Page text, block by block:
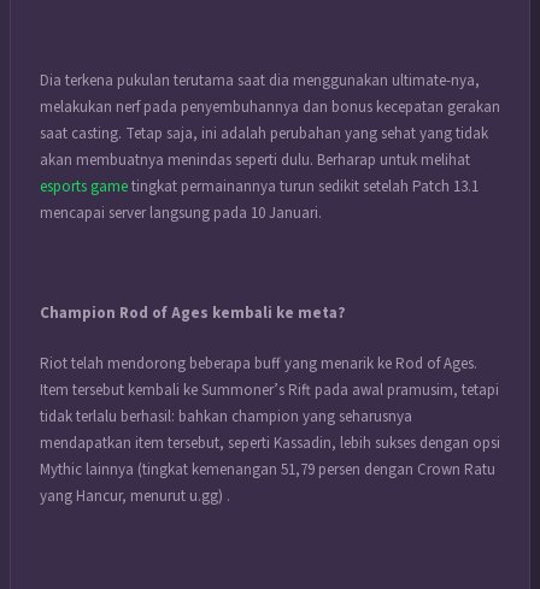
Dia terkena pukulan terutama saat dia menggunakan ultimate-nya,
melakukan nerf pada penyembuhannya dan bonus kecepatan gerakan
saat casting. Tetap saja, ini adalah perubahan yang sehat yang tidak
akan membuatnya menindas seperti dulu. Berharap untuk melihat
esports gametingkat permainannya turun sedikit setelah Patch 13.1
mencapai server langsung pada 10 Januari.
Champion Rod of Ages kembali ke meta?
Riot telah mendorong beberapa buff yang menarik ke Rod of Ages.
Item tersebut kembali ke Summoner’s Rift pada awal pramusim, tetapi
tidak terlalu berhasil: bahkan champion yang seharusnya
mendapatkan item tersebut, seperti Kassadin, lebih sukses dengan opsi
Mythic lainnya (tingkat kemenangan 51,79 persen dengan Crown Ratu
yang Hancur, menurut u.gg) .